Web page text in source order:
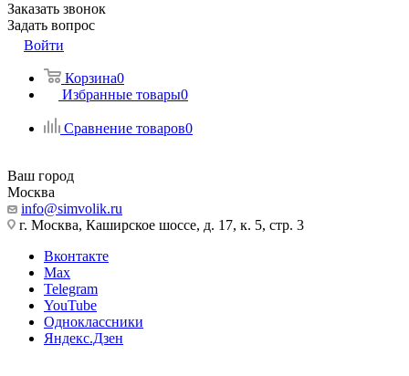
Заказать звонок
Задать вопрос
Войти
Корзина0
Избранные товары0
Сравнение товаров0
Ваш город
Москва
info@simvolik.ru
г. Москва, Каширское шоссе, д. 17, к. 5, стр. 3
Вконтакте
Max
Telegram
YouTube
Одноклассники
Яндекс.Дзен